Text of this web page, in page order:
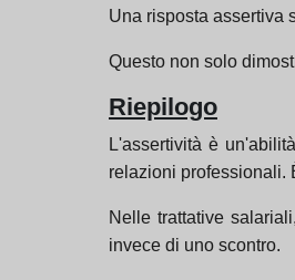
Una risposta assertiva
Questo non solo
Riepilogo
L'assertività è
relazioni professionali.
Nelle trattative
invece di uno scontro.